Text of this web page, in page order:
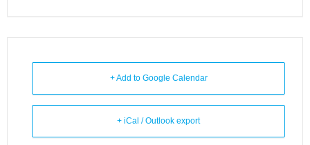
+ Add to Google Calendar
+ iCal / Outlook export